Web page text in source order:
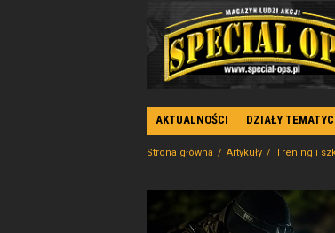
AKTUALNOŚCI DZIAŁY
Strona główna Artykuły Trening i